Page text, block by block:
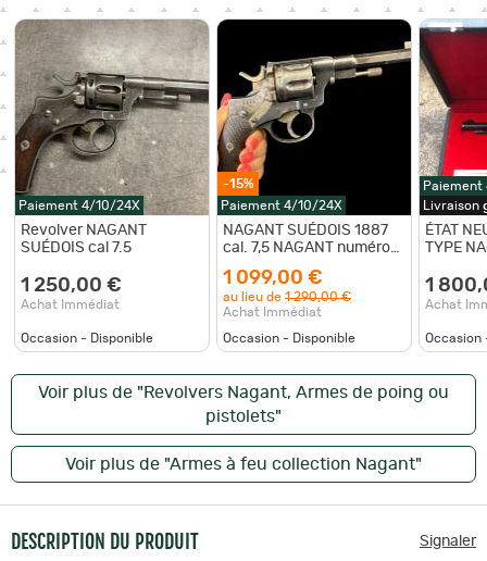
Paiement 4/10/24X
Revolver NAGANT
SUÉDOIS cal 7.5
1 250,00 €
Achat Immédiat
Occasion - Disponible
-15%
Paiement 4/10/24X
NAGANT SUÉDOIS 1887
cal. 7,5 NAGANT numéro
1 099,00 €
au lieu de 1 290,00 €
Achat Immédiat
Occasion - Disponible
Livraison
ÉTAT
TYPE
EN
7,5
1
Achat
Occasion
Voir plus de "Revolvers Nagant, Armes de poing ou
pistolets"
Voir plus de "Armes à feu collection Nagant"
DESCRIPTION DU PRODUIT Signaler